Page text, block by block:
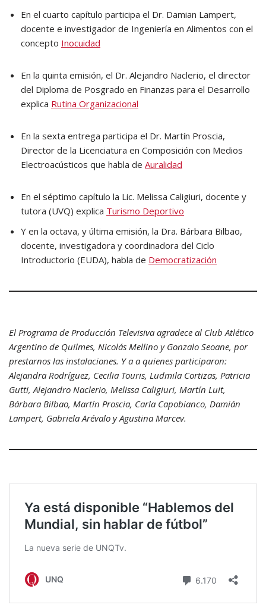
En el cuarto capítulo participa el Dr. Damian Lampert,
docente e investigador de Ingeniería en Alimentos con el
concepto Inocuidad
En la quinta emisión, el Dr. Alejandro Naclerio, el director
del Diploma de Posgrado en Finanzas para el Desarrollo
explica Rutina Organizacional
En la sexta entrega participa el Dr. Martín Proscia,
Director de la Licenciatura en Composición con Medios
Electroacústicos que habla de Auralidad
En el séptimo capítulo la Lic. Melissa Caligiuri, docente y
tutora (UVQ) explica Turismo Deportivo
Y en la octava, y última emisión, la Dra. Bárbara Bilbao,
docente, investigadora y coordinadora del Ciclo
Introductorio (EUDA), habla de Democratización
El Programa de Producción Televisiva agradece al Club Atlético
Argentino de Quilmes, Nicolás Mellino y Gonzalo Seoane, por
prestarnos las instalaciones. Y a a quienes participaron:
Alejandra Rodríguez, Cecilia Touris, Ludmila Cortizas, Patricia
Gutti, Alejandro Naclerio, Melissa Caligiuri, Martín Luit,
Bárbara Bilbao, Martín Proscia, Carla Capobianco, Damián
Lampert, Gabriela Arévalo y Agustina Marcev.